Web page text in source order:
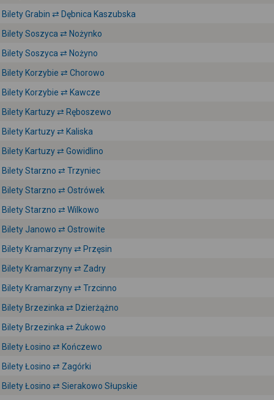
Bilety Grabin ⇄ Dębnica Kaszubska
Bilety Soszyca ⇄ Nożynko
Bilety Soszyca ⇄ Nożyno
Bilety Korzybie ⇄ Chorowo
Bilety Korzybie ⇄ Kawcze
Bilety Kartuzy ⇄ Ręboszewo
Bilety Kartuzy ⇄ Kaliska
Bilety Kartuzy ⇄ Gowidlino
Bilety Starzno ⇄ Trzyniec
Bilety Starzno ⇄ Ostrówek
Bilety Starzno ⇄ Wilkowo
Bilety Janowo ⇄ Ostrowite
Bilety Kramarzyny ⇄ Przęsin
Bilety Kramarzyny ⇄ Zadry
Bilety Kramarzyny ⇄ Trzcinno
Bilety Brzezinka ⇄ Dzierżążno
Bilety Brzezinka ⇄ Żukowo
Bilety Łosino ⇄ Kończewo
Bilety Łosino ⇄ Zagórki
Bilety Łosino ⇄ Sierakowo Słupskie